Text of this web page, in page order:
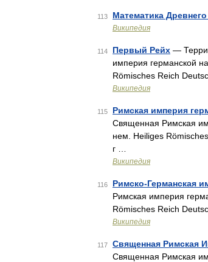
113 Математика
Википедия
114 Первый Рейх —
империя германской
Römisches Reich
Википедия
115 Римская империя
Священная Римская
нем. Heiliges
г …
Википедия
116 Римско-Германская
Римская империя
Römisches Reich
Википедия
117 Священная Римская
Священная Римская